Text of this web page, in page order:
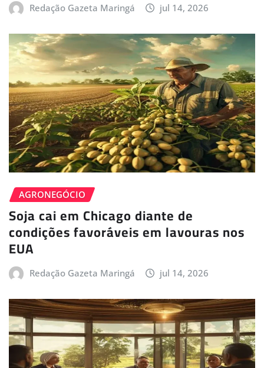
Redação Gazeta Maringá jul 14, 2026
AGRONEGÓCIO
Soja cai em Chicago diante de
condições favoráveis em lavouras nos
EUA
Redação Gazeta Maringá jul 14, 2026